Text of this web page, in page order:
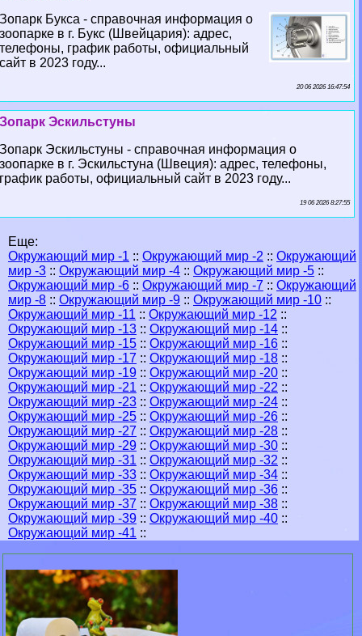
Зопарк Букса - справочная информация о
зоопарке в г. Букс (Швейцария): адрес,
телефоны, график работы, официальный
сайт в 2023 году...
20 06 2026 16:47:54
Зопарк Эскильстуны
Зопарк Эскильстуны - справочная информация о
зоопарке в г. Эскильстуна (Швеция): адрес, телефоны,
график работы, официальный сайт в 2023 году...
19 06 2026 8:27:55
Еще:
Окружающий мир -1 :: Окружающий мир -2 :: Окружающий
мир -3 :: Окружающий мир -4 :: Окружающий мир -5 ::
Окружающий мир -6 :: Окружающий мир -7 :: Окружающий
мир -8 :: Окружающий мир -9 :: Окружающий мир -10 ::
Окружающий мир -11 :: Окружающий мир -12 ::
Окружающий мир -13 :: Окружающий мир -14 ::
Окружающий мир -15 :: Окружающий мир -16 ::
Окружающий мир -17 :: Окружающий мир -18 ::
Окружающий мир -19 :: Окружающий мир -20 ::
Окружающий мир -21 :: Окружающий мир -22 ::
Окружающий мир -23 :: Окружающий мир -24 ::
Окружающий мир -25 :: Окружающий мир -26 ::
Окружающий мир -27 :: Окружающий мир -28 ::
Окружающий мир -29 :: Окружающий мир -30 ::
Окружающий мир -31 :: Окружающий мир -32 ::
Окружающий мир -33 :: Окружающий мир -34 ::
Окружающий мир -35 :: Окружающий мир -36 ::
Окружающий мир -37 :: Окружающий мир -38 ::
Окружающий мир -39 :: Окружающий мир -40 ::
Окружающий мир -41 ::